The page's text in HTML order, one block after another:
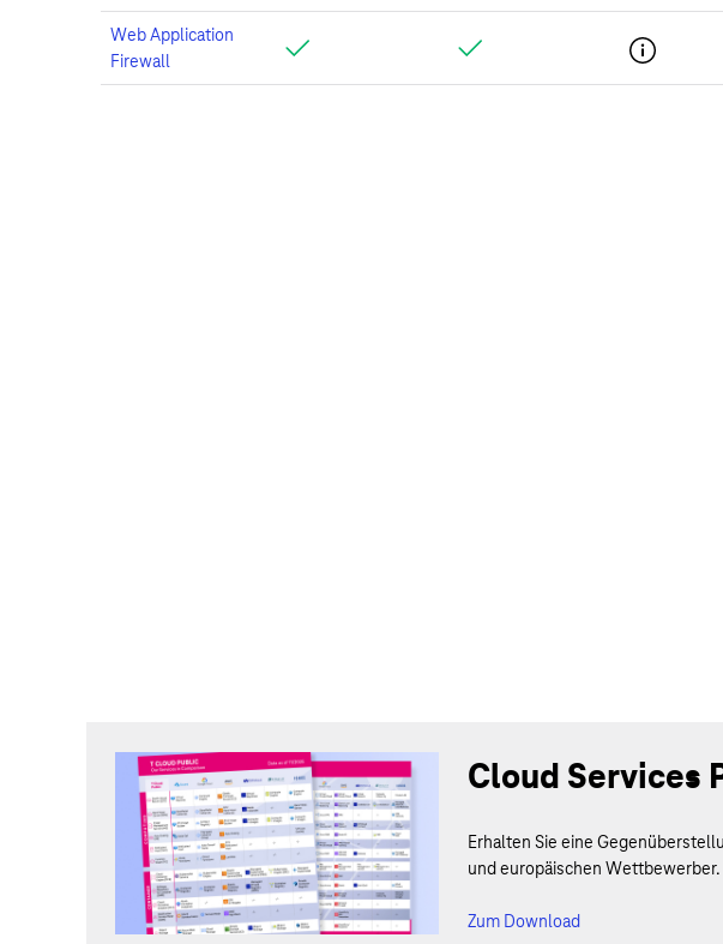
Web Application
Firewall
Cloud Services
Erhalten Sie eine
und europäischen Wettbewerber.
Zum Download